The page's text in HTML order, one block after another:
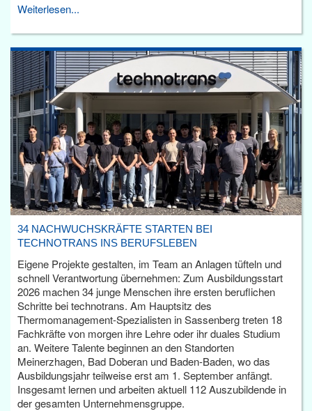
Weiterlesen...
34 NACHWUCHSKRÄFTE STARTEN BEI
TECHNOTRANS INS BERUFSLEBEN
Eigene Projekte gestalten, im Team an Anlagen tüfteln und
schnell Verantwortung übernehmen: Zum Ausbildungsstart
2026 machen 34 junge Menschen ihre ersten beruflichen
Schritte bei technotrans. Am Hauptsitz des
Thermomanagement-Spezialisten in Sassenberg treten 18
Fachkräfte von morgen ihre Lehre oder ihr duales Studium
an. Weitere Talente beginnen an den Standorten
Meinerzhagen, Bad Doberan und Baden-Baden, wo das
Ausbildungsjahr teilweise erst am 1. September anfängt.
Insgesamt lernen und arbeiten aktuell 112 Auszubildende in
der gesamten Unternehmensgruppe.